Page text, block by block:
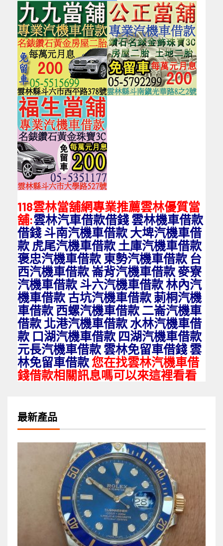
118雲林當舖網專業推薦雲林優質當
舖:雲林汽車借款借錢 雲林機車借款
借錢 斗南汽機車借款 大埤汽機車借
款 虎尾汽機車借款 土庫汽機車借款
褒忠汽機車借款 東勢汽機車借款 台
西汽機車借款 崙背汽機車借款 麥寮
汽機車借款 斗六汽機車借款 林內汽
機車借款 古坑汽機車借款 莿桐汽機
車借款 西螺汽機車借款 二崙汽機車
借款 北港汽機車借款 水林汽機車借
款 口湖汽機車借款 四湖汽機車借款
元長汽機車借款 雲林免留車借錢 雲
林免留車借款您在找雲林汽機車借
錢借款相關訊息嗎可以來這裡看看
最新產品